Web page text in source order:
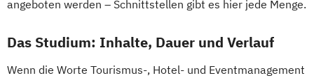
angeboten werden – Schnittstellen gibt es hier jede Menge.
Das Studium: Inhalte, Dauer und Verlauf
Wenn die Worte Tourismus-, Hotel- und Eventmanagement